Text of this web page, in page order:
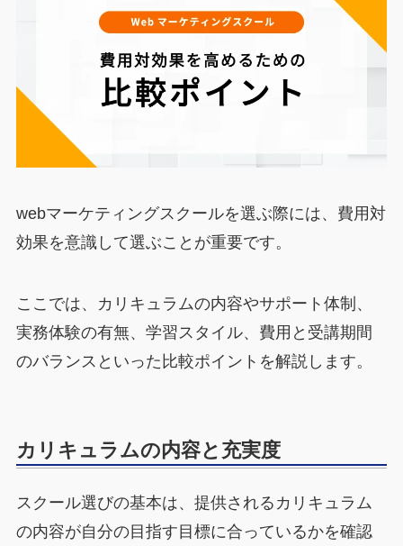
webマーケティングスクールを選ぶ際には、費用対
効果を意識して選ぶことが重要です。
ここでは、カリキュラムの内容やサポート体制、
実務体験の有無、学習スタイル、費用と受講期間
のバランスといった比較ポイントを解説します。
カリキュラムの内容と充実度
スクール選びの基本は、提供されるカリキュラム
の内容が自分の目指す目標に合っているかを確認